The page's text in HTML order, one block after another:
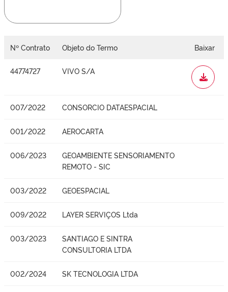
Nº Contrato Objeto do Termo Baixar
44774727 VIVO S/A
WORD
007/2022 CONSORCIO DATAESPACIAL
001/2022 AEROCARTA
006/2023
GEOAMBIENTE SENSORIAMENTO
REMOTO - SIC
003/2022 GEOESPACIAL
009/2022 LAYER SERVIÇOS Ltda
003/2023
SANTIAGO E SINTRA
CONSULTORIA LTDA
002/2024 SK TECNOLOGIA LTDA